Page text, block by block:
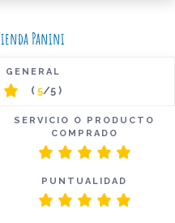
Panini
GENERAL
( 5/5 )
SERVICIO O PRODUCTO
COMPRADO
PUNTUALIDAD